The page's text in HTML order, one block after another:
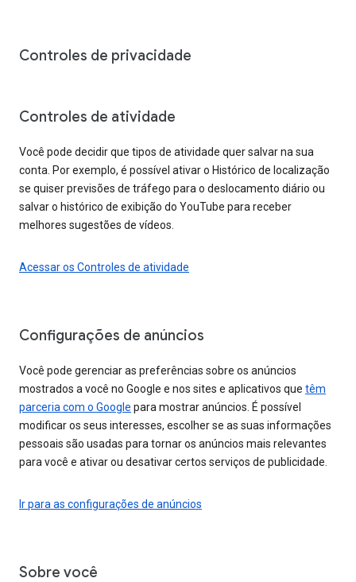
Controles de privacidade
Controles de atividade
Você pode decidir que tipos de atividade quer salvar na sua
conta. Por exemplo, é possível ativar o Histórico de localização
se quiser previsões de tráfego para o deslocamento diário ou
salvar o histórico de exibição do YouTube para receber
melhores sugestões de vídeos.
Acessar os Controles de atividade
Configurações de anúncios
Você pode gerenciar as preferências sobre os anúncios
mostrados a você no Google e nos sites e aplicativos que têm
parceria com o Google para mostrar anúncios. É possível
modificar os seus interesses, escolher se as suas informações
pessoais são usadas para tornar os anúncios mais relevantes
para você e ativar ou desativar certos serviços de publicidade.
Ir para as configurações de anúncios
Sobre você